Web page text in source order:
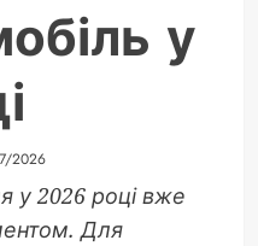
у
2026
у 2026 році вже
Для